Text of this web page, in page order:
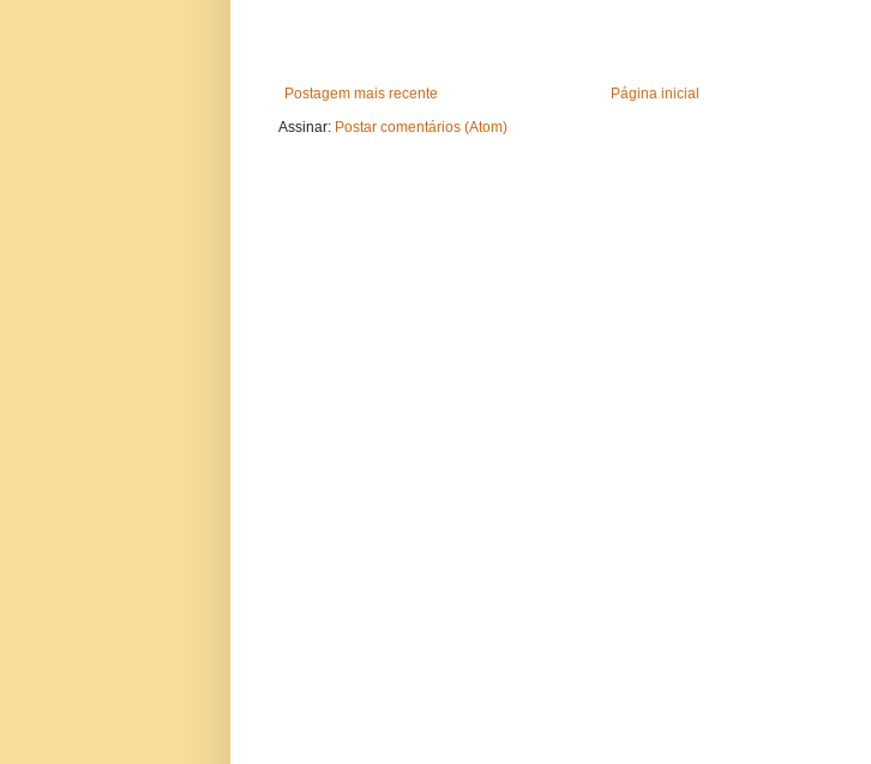
Postagem mais recente
Página inicial
Assinar: Postar comentários (Atom)